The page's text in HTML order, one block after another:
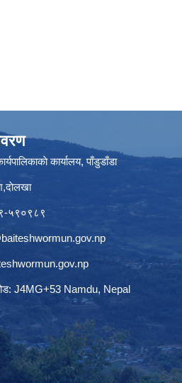
कार्यालय, पाँडुडाँडा
५९०९८९
J4MG+53 Namdu, Nepal